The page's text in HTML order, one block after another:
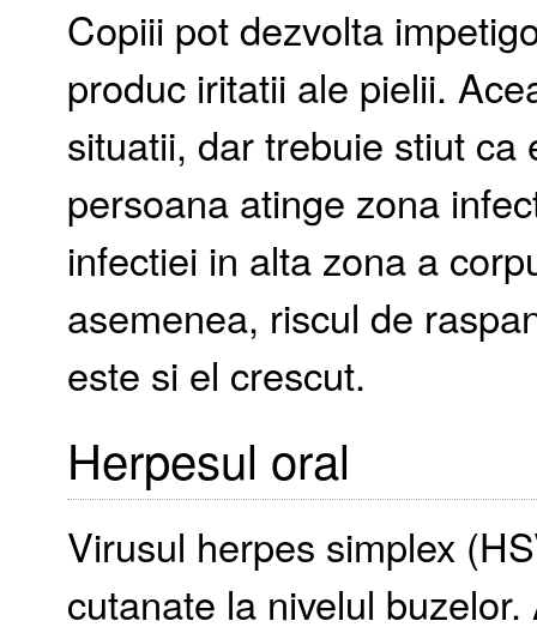
Copiii pot dezvolta
produc iritatii ale pielii.
situatii, dar trebuie stiut
persoana atinge zona
infectiei in alta zona a
asemenea, riscul de
este si el crescut.
Herpesul oral
Virusul herpes simplex
cutanate la nivelul